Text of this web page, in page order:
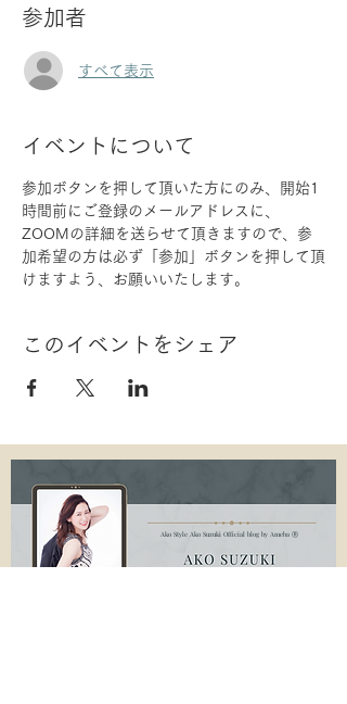
参加者
すべて表示
イベントについて
参加ボタンを押して頂いた方にのみ、開始1
時間前にご登録のメールアドレスに、
ZOOMの詳細を送らせて頂きますので、参
加希望の方は必ず「参加」ボタンを押して頂
けますよう、お願いいたします。
このイベントをシェア
Ako Style Ako Suzuki Official blog by Ameba Ⓡ